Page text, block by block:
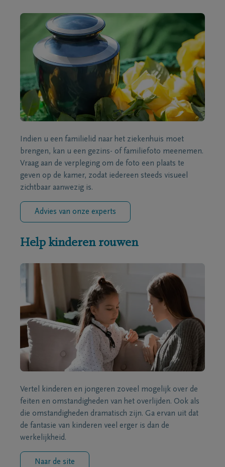
Indien u een familielid naar het ziekenhuis moet
brengen, kan u een gezins- of familiefoto meenemen.
Vraag aan de verpleging om de foto een plaats te
geven op de kamer, zodat iedereen steeds visueel
zichtbaar aanwezig is.
Advies van onze experts
Help kinderen rouwen
Vertel kinderen en jongeren zoveel mogelijk over de
feiten en omstandigheden van het overlijden. Ook als
die omstandigheden dramatisch zijn. Ga ervan uit dat
de fantasie van kinderen veel erger is dan de
werkelijkheid.
Naar de site